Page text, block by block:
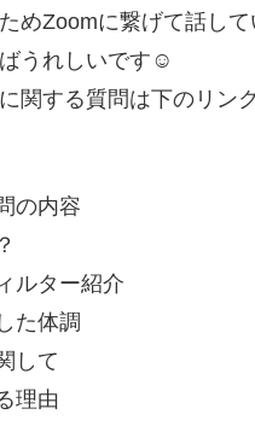
めZoomに繋げて話して
うれしいです☺
関する質問は下のリン
の内容
ルター紹介
た体調
して
理由